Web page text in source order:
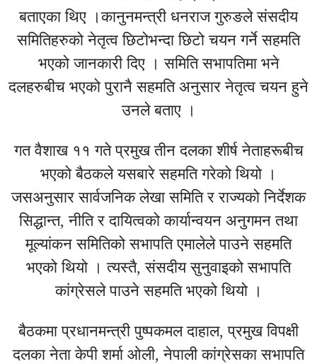
बताएका थिए ।कानुनमन्त्री धनराज गुरुङले संसदीय
समितिहरुको नेतृत्व छिटोभन्दा छिटो चयन गर्ने सहमति
भएको जानकारी दिए । समिति सभापतिमा भने
दलहरुबीच भएको पुरानै सहमति अनुसार नेतृत्व चयन हुने
उनले बताए ।
गत वैशाख ११ गते प्रमुख तीन दलका शीर्ष नेताहरूबीच
भएको बैठकले यसबारे सहमति गरेको थियो ।
जसअनुसार सार्वजनिक लेखा समिति र राज्यको निर्देशक
सिद्धान्त, नीति र दायित्वको कार्यान्वयन अनुगमन तथा
मूल्यांकन समितिको सभापति एमालेले पाउने सहमति
भएको थियो । त्यस्तै, संसदीय सुनुवाइको सभापति
कांग्रेसले पाउने सहमति भएको थियो ।
बैठकमा प्रधानमन्त्री पुष्पकमल दाहाल, प्रमुख विपक्षी
दलका नेता केपी शर्मा ओली, नेपाली कांग्रेसका सभापति